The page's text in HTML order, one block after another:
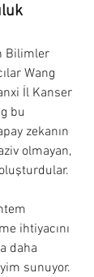
Bilimler
Wang
İl Kanser
bu
zekanın
olmayan,
ihtiyacını
daha
sunuyor.